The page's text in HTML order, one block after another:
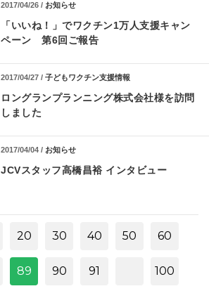
2017/04/26 / お知らせ
「いいね！」でワクチン1万人支援キャン
ペーン 第6回ご報告
2017/04/27 /子どもワクチン支援情報
ロングランプランニング株式会社様を訪問
しました
2017/04/04 / お知らせ
JCVスタッフ高橋昌裕 インタビュー
20 30 40 50 60
89 90 91 100